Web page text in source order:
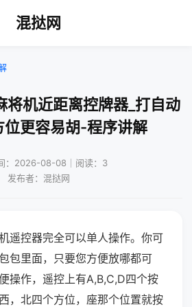
混挞网
将机近距离控牌器_打自动
位更容易胡-程序讲解
：2026-08-08｜阅读：3
发布者：混挞网
遥控器完全可以单人操作。你可
包里面，只要您方便放哪都可
操作，遥控上有A,B,C,D四个按
，北四个方位，座那个位置就按